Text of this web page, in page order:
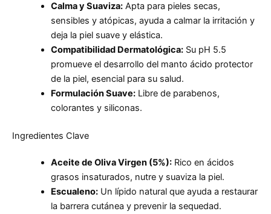
Calma y Suaviza:Apta para pieles secas,
sensibles y atópicas, ayuda a calmar la irritación y
deja la piel suave y elástica.
Compatibilidad Dermatológica:Su pH 5.5
promueve el desarrollo del manto ácido protector
de la piel, esencial para su salud.
Formulación Suave:Libre de parabenos,
colorantes y siliconas.
Ingredientes Clave
Aceite de Oliva Virgen (5%):Rico en ácidos
grasos insaturados, nutre y suaviza la piel.
Escualeno:Un lípido natural que ayuda a restaurar
la barrera cutánea y prevenir la sequedad.